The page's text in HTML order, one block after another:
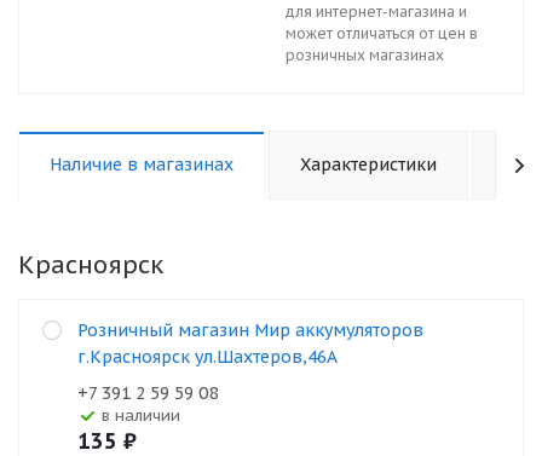
для интернет-магазина и
может отличаться от цен в
розничных магазинах
Наличие в магазинах Характеристики
Красноярск
Розничный магазин Мир аккумуляторов
г.Красноярск ул.Шахтеров,46А
+7 391 2 59 59 08
В наличии
135 ₽